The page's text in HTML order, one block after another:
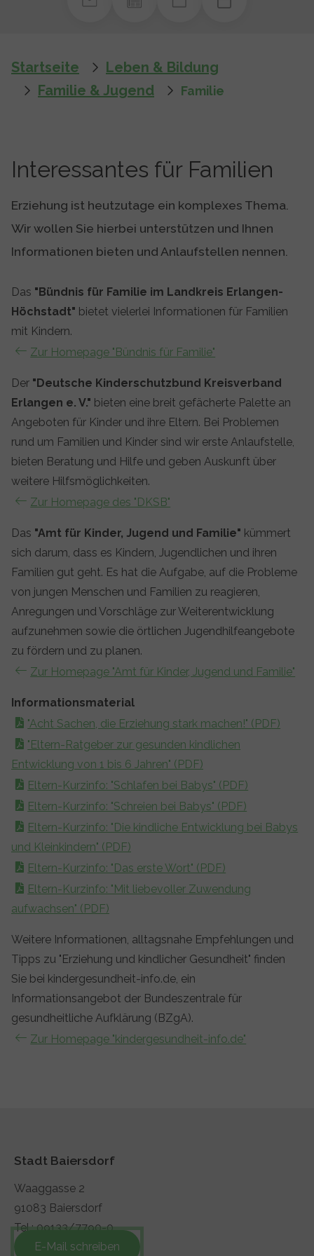
Startseite
Leben & Bildung
Familie & Jugend
Familie
Interessantes für Familien
Erziehung ist heutzutage ein komplexes Thema.
Wir wollen Sie hierbei unterstützen und Ihnen
Informationen bieten und Anlaufstellen nennen.
Das "Bündnis für Familie im Landkreis Erlangen-
Höchstadt" bietet vielerlei Informationen für Familien
mit Kindern.
Zur Homepage "Bündnis für Familie"
Der "Deutsche Kinderschutzbund Kreisverband
Erlangen e. V." bieten eine breit gefächerte Palette an
Angeboten für Kinder und ihre Eltern. Bei Problemen
rund um Familien und Kinder sind wir erste Anlaufstelle,
bieten Beratung und Hilfe und geben Auskunft über
weitere Hilfsmöglichkeiten.
Zur Homepage des "DKSB"
Das "Amt für Kinder, Jugend und Familie" kümmert
sich darum, dass es Kindern, Jugendlichen und ihren
Familien gut geht. Es hat die Aufgabe, auf die Probleme
von jungen Menschen und Familien zu reagieren,
Anregungen und Vorschläge zur Weiterentwicklung
aufzunehmen sowie die örtlichen Jugendhilfeangebote
zu fördern und zu planen.
Zur Homepage "Amt für Kinder, Jugend und Familie"
Informationsmaterial
"Acht Sachen, die Erziehung stark machen!" (PDF)
"Eltern-Ratgeber zur gesunden kindlichen
Entwicklung von 1 bis 6 Jahren" (PDF)
Eltern-Kurzinfo: "Schlafen bei Babys" (PDF)
Eltern-Kurzinfo: "Schreien bei Babys" (PDF)
Eltern-Kurzinfo: "Die kindliche Entwicklung bei Babys
und Kleinkindern" (PDF)
Eltern-Kurzinfo: "Das erste Wort" (PDF)
Eltern-Kurzinfo: "Mit liebevoller Zuwendung
aufwachsen" (PDF)
Weitere Informationen, alltagsnahe Empfehlungen und
Tipps zu "Erziehung und kindlicher Gesundheit" finden
Sie bei kindergesundheit-info.de, ein
Informationsangebot der Bundeszentrale für
gesundheitliche Aufklärung (BZgA).
Zur Homepage "kindergesundheit-info.de"
Stadt Baiersdorf
Waaggasse 2
91083 Baiersdorf
Tel.: 09133/7790-0
E-Mail schreiben